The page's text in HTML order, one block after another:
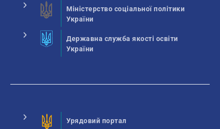
Міністерство соціальної політики
України
Державна служба якості освіти
України
Урядовий портал